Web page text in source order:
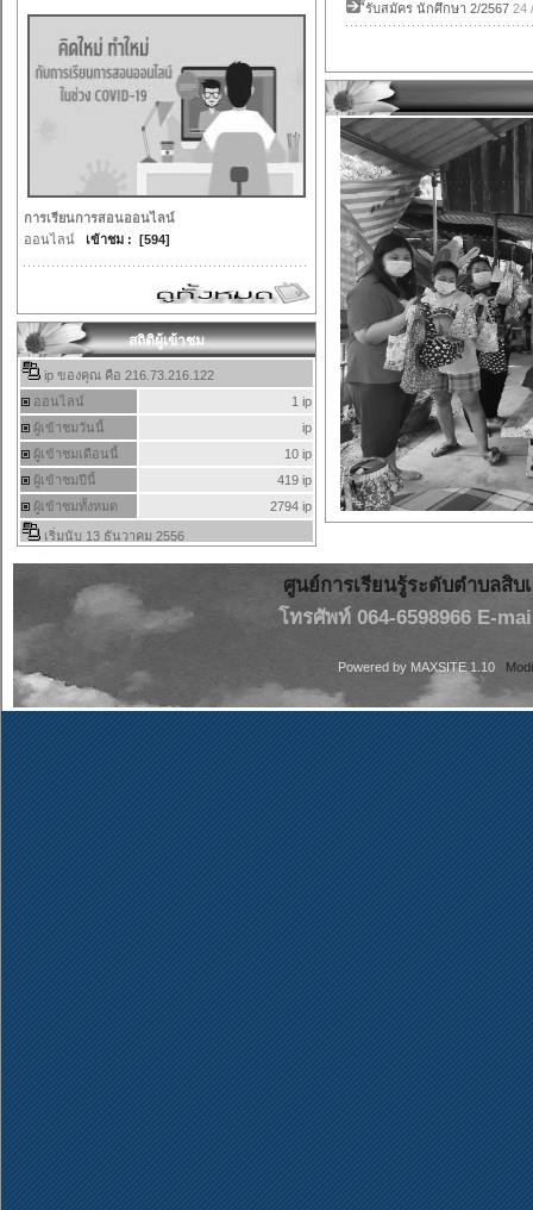
การเรียนการสอนออนไลน์
ออนไลน์
เข้าชม : [594]
สถิติผู้เข้าชม
ีัรับสมัคร นักศึกษา 2/2567 24
ศูนย์การเรียนรู้ระดับตำบลสิ
โทรศัพท์ 064-6598966 E-
Powered by MAXSITE 1.10